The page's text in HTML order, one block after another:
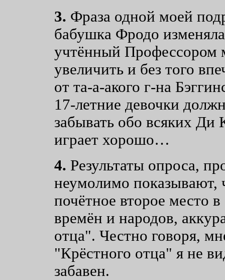
3. Фраза одной моей
бабушка Фродо
учтённый Профессором
увеличить и без того
от та-а-акого г-на
17-летние девочки
забывать обо всяких
играет хорошо…
4. Результаты опроса,
неумолимо показывают,
почётное второе место
времён и народов,
отца". Честно говоря,
"Крёстного отца" я не
забавен.